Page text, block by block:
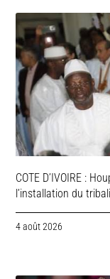
COTE D’IVOIRE :
l’installation du
4 août 2026